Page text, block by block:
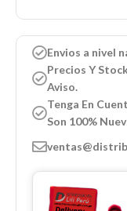
Envios a nivel
Precios Y
Aviso.
Tenga En
Son 100%